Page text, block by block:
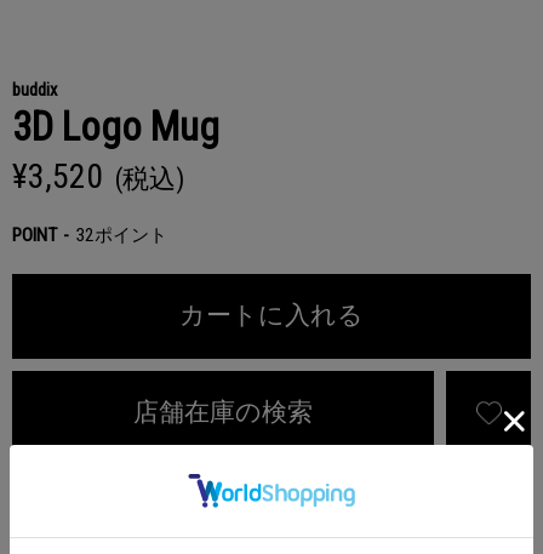
buddix
3D Logo Mug
¥3,520 (税込)
POINT 32ポイント
カートに入れる
店舗在庫の検索